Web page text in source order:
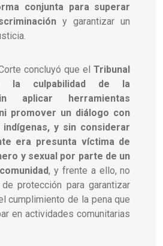
conjunta para superar
y garantizar un
concluyó que elTribunal
la culpabilidad de la
aplicar herramientas
promover un diálogo con
y sin considerar
era presunta víctima de
y sexual por parte de un
, y frente a ello, no
protección para garantizar
cumplimiento de la pena que
en actividades comunitarias